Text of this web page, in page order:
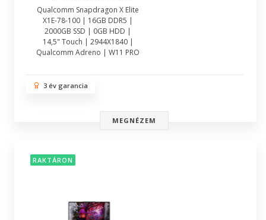
Qualcomm Snapdragon X Elite
X1E-78-100 | 16GB DDR5 |
2000GB SSD | 0GB HDD |
14,5" Touch | 2944X1840 |
Qualcomm Adreno | W11 PRO
3 év garancia
MEGNÉZEM
RAKTÁRON